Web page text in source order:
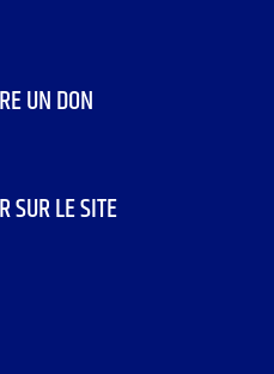
UN DON
SUR LE SITE